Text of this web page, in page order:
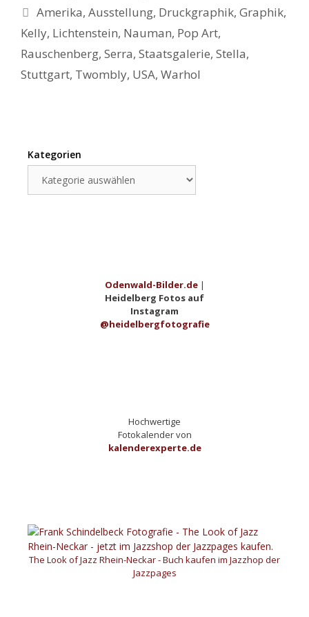
Schlagwörter
Amerika,Ausstellung, Druckgraphik,Graphik,
Kelly, Lichtenstein, Nauman, Pop Art,
Rauschenberg, Serra, Staatsgalerie, Stella,
Stuttgart, Twombly, USA, Warhol
Kategorien
Odenwald-Bilder.de|
Heidelberg Fotos auf
Instagram
@heidelbergfotografie
Hochwertige
Fotokalender von
kalenderexperte.de
The Look of Jazz Rhein-Neckar - Buch kaufen im Jazzhop der
Jazzpages